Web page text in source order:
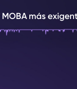
MOBA más